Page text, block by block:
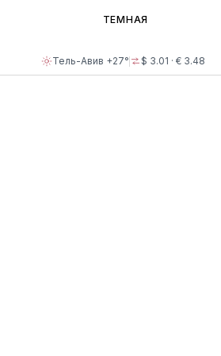
Тель-Авив +27° $ 3.01 · € 3.48
ТЕМНАЯ